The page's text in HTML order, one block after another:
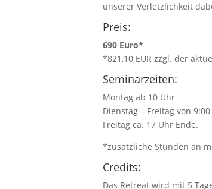
unserer Verletzlichkeit
Preis:
690 Euro*
*821,10 EUR zzgl. der
Seminarzeiten:
Montag ab 10 Uhr
Dienstag – Freitag von
Freitag ca. 17 Uhr Ende.
*zusätzliche Stunden an
Credits:
Das Retreat wird mit 5